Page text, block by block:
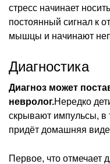
стресс начинает
постоянный сигнал к
мышцы и начинают
Диагностика
Диагноз может
невролог.Нередко
скрывают импульсы, в
придёт домашняя
Первое, что отмечает